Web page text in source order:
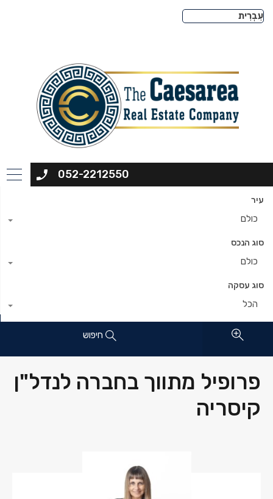
052-2212550
עיר
כולם
סוג הנכס
כולם
סוג עסקה
הכל
חיפוש
פרופיל מתווך בחברה לנדל"ן
קיסריה